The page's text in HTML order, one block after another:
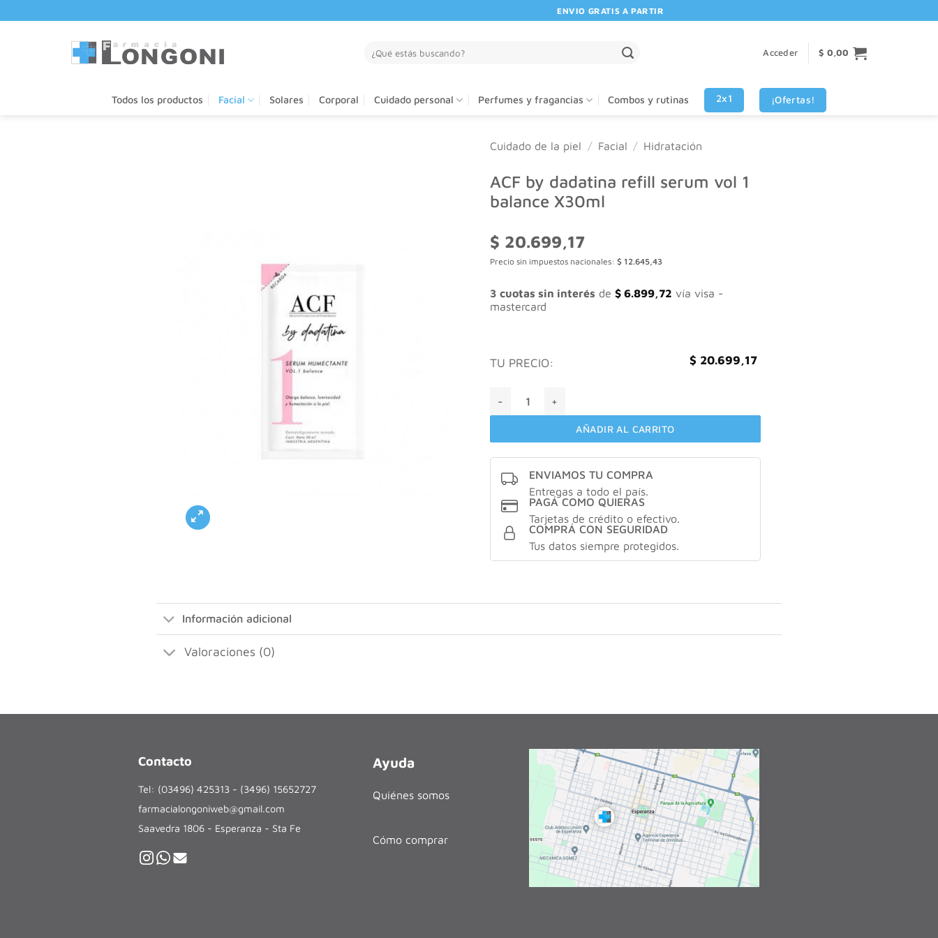
al
ENVIO GRATIS A PARTIR DE $80.000! 🚚 | 💳 3 CUOTAS SIN INTERES VISA - MASTERCARD
por:
Acceder $ 0,00
Todos los productos Facial Solares Corporal Cuidado personal Perfumes y fragancias Combos y rutinas 2x1 ¡Ofertas!
Cuidado de la piel / Facial / Hidratación
ACF by dadatina refill serum vol 1
balance X30ml
$ 20.699,17
Precio sin impuestos nacionales: $ 12.645,43
3 cuotas sin interés de $ 6.899,72 vía visa -
mastercard
TU PRECIO: $ 20.699,17
AÑADIR AL CARRITO
ENVIAMOS TU COMPRA
Entregas a todo el país.
PAGÁ COMO QUIERAS
Tarjetas de crédito o efectivo.
COMPRÁ CON SEGURIDAD
Tus datos siempre protegidos.
Información adicional
Valoraciones (0)
Contacto
Tel: (03496) 425313 - (3496) 15652727
farmacialongoniweb@gmail.com
Saavedra 1806 - Esperanza - Sta Fe
Ayuda
Quiénes somos
Cómo comprar